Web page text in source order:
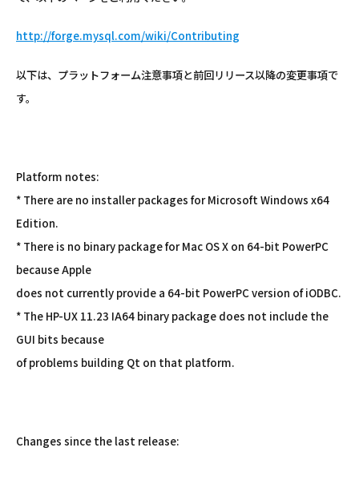
http://forge.mysql.com/wiki/Contributing
以下は、プラットフォーム注意事項と前回リリース以降の変更事項で
す。
Platform notes:
* There are no installer packages for Microsoft Windows x64
Edition.
* There is no binary package for Mac OS X on 64-bit PowerPC
because Apple
does not currently provide a 64-bit PowerPC version of iODBC.
* The HP-UX 11.23 IA64 binary package does not include the
GUI bits because
of problems building Qt on that platform.
Changes since the last release: